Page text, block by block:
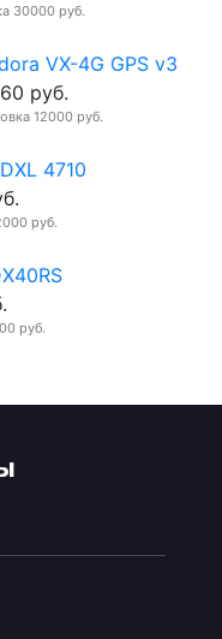
30000 руб.
VX-4G GPS v3
руб.
12000 руб.
4710
руб.
руб.